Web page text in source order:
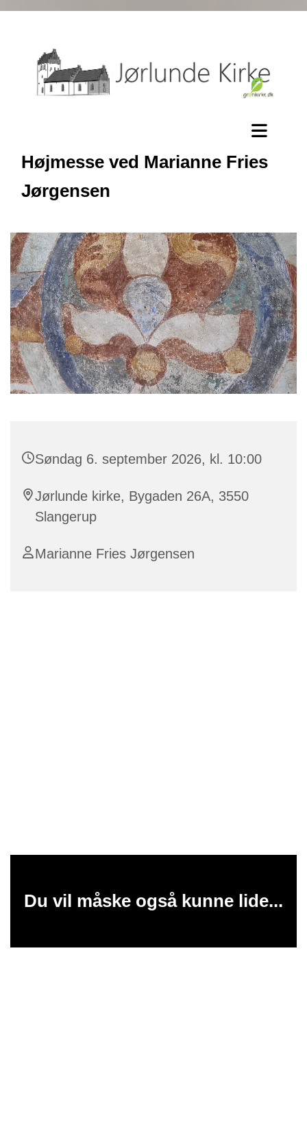
Højmesse ved Marianne Fries
Jørgensen
Søndag 6. september 2026, kl. 10:00
Jørlunde kirke, Bygaden 26A, 3550
Slangerup
Marianne Fries Jørgensen
Du vil måske også kunne lide...